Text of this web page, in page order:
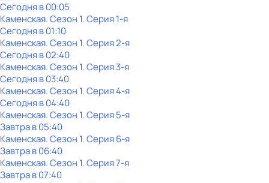
Сегодня в 00:05
Каменская. Сезон 1. Серия 1-я
Сегодня в 01:10
Каменская. Сезон 1. Серия 2-я
Сегодня в 02:40
Каменская. Сезон 1. Серия 3-я
Сегодня в 03:40
Каменская. Сезон 1. Серия 4-я
Сегодня в 04:40
Каменская. Сезон 1. Серия 5-я
Завтра в 05:40
Каменская. Сезон 1. Серия 6-я
Завтра в 06:40
Каменская. Сезон 1. Серия 7-я
Завтра в 07:40